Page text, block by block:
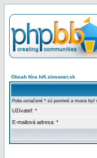
Obsah fóra hifi.slovanet.sk
Polia označené * sú povinné a musia byť
Užívateľ: *
E-mailová adresa: *